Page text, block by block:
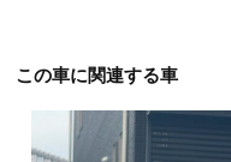
この車に関連する車